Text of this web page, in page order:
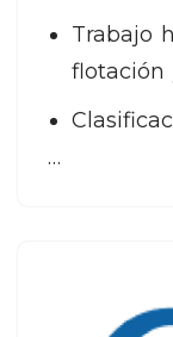
Trabajo
flotación
…